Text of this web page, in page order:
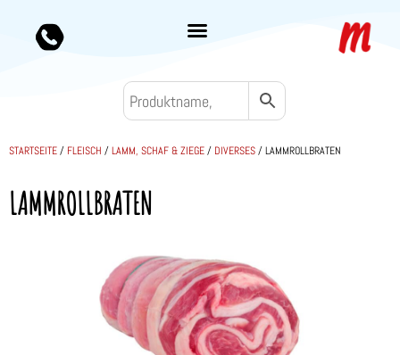
STARTSEITE/ FLEISCH /LAMM, SCHAF & ZIEGE/ DIVERSES/ LAMMROLLBRATEN
LAMMROLLBRATEN